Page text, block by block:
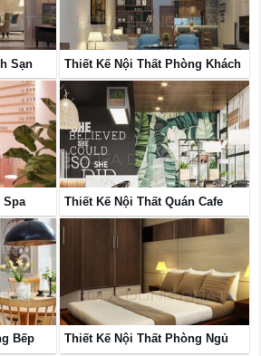
Sạn Thiết Kế Nội Thất Phòng Khách
Spa Thiết Kế Nội Thất Quán Cafe
Bếp Thiết Kế Nội Thất Phòng Ngủ